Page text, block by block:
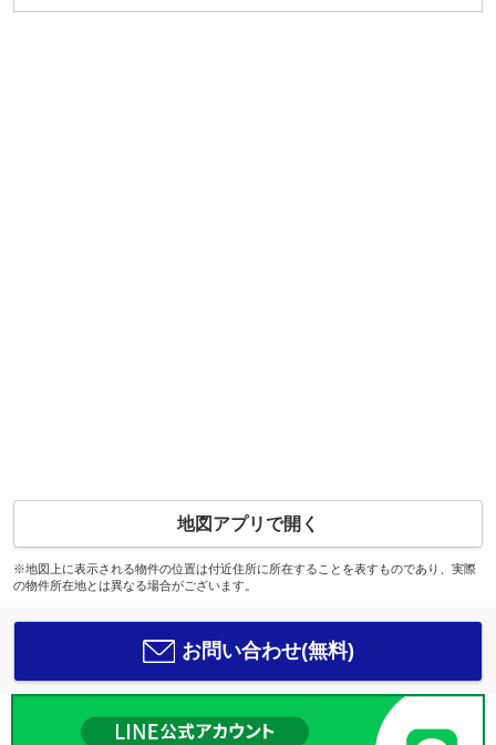
地図アプリで開く
※地図上に表示される物件の位置は付近住所に所在することを表すものであり、実際
の物件所在地とは異なる場合がございます。
お問い合わせ(無料)